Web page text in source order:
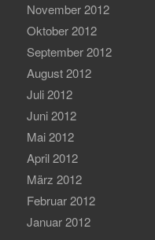
November 2012
Oktober 2012
September 2012
August 2012
Juli 2012
Juni 2012
Mai 2012
April 2012
März 2012
Februar 2012
Januar 2012